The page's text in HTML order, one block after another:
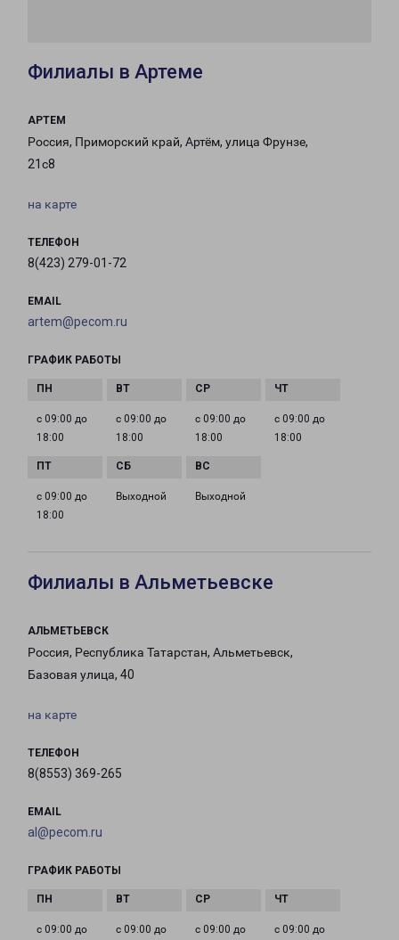
Филиалы в Артеме
АРТЕМ
Россия, Приморский край, Артём, улица Фрунзе,
21с8
на карте
ТЕЛЕФОН
8(423) 279-01-72
EMAIL
artem@pecom.ru
ГРАФИК РАБОТЫ
с 09:00 до
18:00
с 09:00 до
18:00
с 09:00 до
18:00
с 09:00 до
18:00
с 09:00 до
18:00
Выходной Выходной
Филиалы в Альметьевске
АЛЬМЕТЬЕВСК
Россия, Республика Татарстан, Альметьевск,
Базовая улица, 40
на карте
ТЕЛЕФОН
8(8553) 369-265
EMAIL
al@pecom.ru
ГРАФИК РАБОТЫ
с 09:00 до с 09:00 до с 09:00 до с 09:00 до